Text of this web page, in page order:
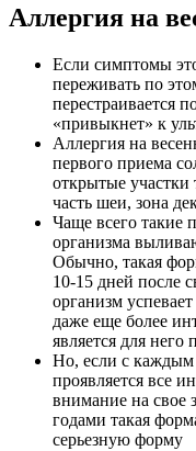
Аллергия на
Если симптомы
переживать по
перестраивается
«привыкнет» к
Аллергия на
первого приема
открытые участки
часть шеи, зона
Чаще всего такие
организма
Обычно, такая
10-15 дней после
организм
даже еще более
является для него
Но, если с каждым
проявляется все
внимание на свое
годами такая
серьезную форму